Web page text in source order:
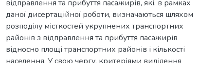
відправлення та прибуття пасажирів, які, в рамках
даної дисертаційної роботи, визначаються шляхом
розподілу місткостей укрупнених транспортних
районів з відправлення та прибуття пасажирів
відносно площі транспортних районів і кількості